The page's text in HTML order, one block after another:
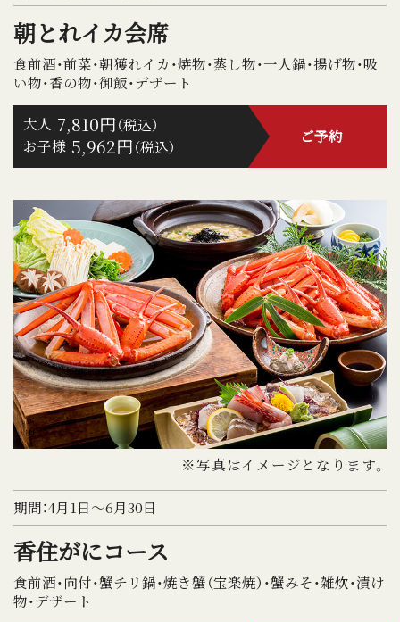
朝とれイカ会席
食前酒・前菜・朝獲れイカ・焼物・蒸し物・一人鍋・揚げ物・吸
い物・香の物・御飯・デザート
ご予約
大人 7,810円（税込）
お子様 5,962円（税込）
※写真はイメージとなります。
期間：4月1日～6月30日
香住がにコース
食前酒・向付・蟹チリ鍋・焼き蟹（宝楽焼）・蟹みそ・雑炊・漬け
物・デザート